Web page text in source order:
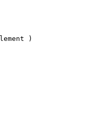
)